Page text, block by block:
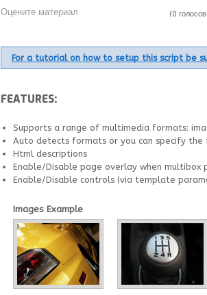
Оцените материал (0
For a tutorial on how to setup this script be
FEATURES:
Supports a range of multimedia formats:
Auto detects formats or you can specify the
Html descriptions
Enable/Disable page overlay when
Enable/Disable controls (via template
Images Example